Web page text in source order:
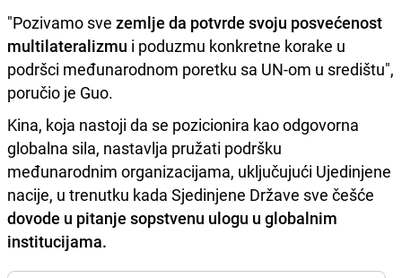
"Pozivamo sve zemlje da potvrde svoju posvećenost
multilateralizmu i poduzmu konkretne korake u
podršci međunarodnom poretku sa UN-om u središtu",
poručio je Guo.
Kina, koja nastoji da se pozicionira kao odgovorna
globalna sila, nastavlja pružati podršku
međunarodnim organizacijama, uključujući Ujedinjene
nacije, u trenutku kada Sjedinjene Države sve češće
dovode u pitanje sopstvenu ulogu u globalnim
institucijama.